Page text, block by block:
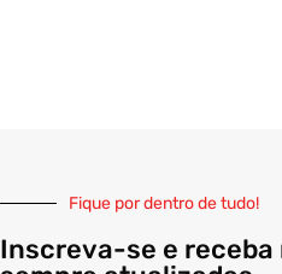
Fique por dentro de tudo!
Inscreva-se e